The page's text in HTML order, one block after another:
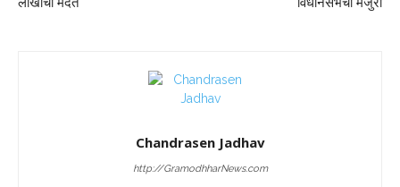
Chandrasen Jadhav
http://GramodhharNews.com